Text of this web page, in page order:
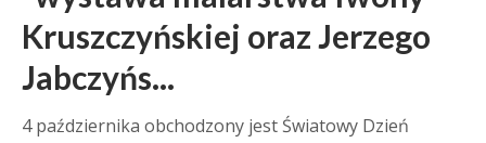
Kruszczyńskiej oraz Jerzego
Jabczyńs...
4 października obchodzony jest Światowy Dzień